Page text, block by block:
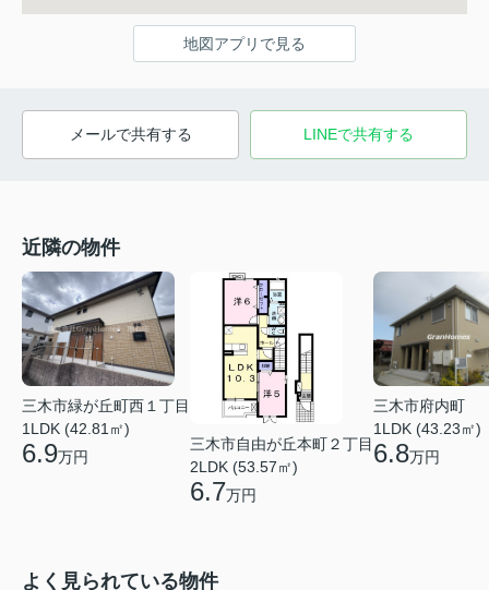
地図アプリで見る
メールで共有する LINEで共有する
近隣の物件
三木市緑が丘町西１丁目
1LDK (42.81㎡)
6.9万円
三木市自由が丘本町２丁目
2LDK (53.57㎡)
6.7万円
三木市府内町
1LDK (43.23㎡)
6.8万円
よく見られている物件